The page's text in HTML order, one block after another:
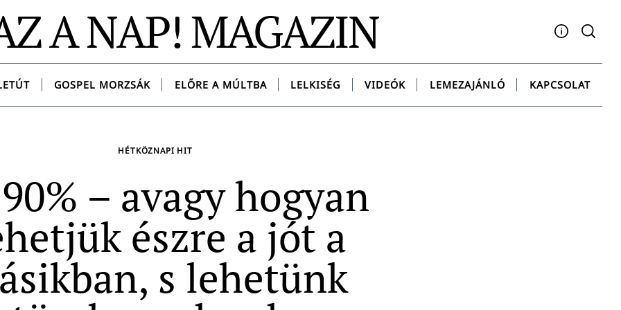
A NAP! MAGAZIN
Facebook
YouTubeInstagram
TwitterSpotify
GOSPEL MORZSÁK ELŐRE A MÚLTBA LELKISÉG VIDEÓK LEMEZAJÁNLÓ KAPCSOLAT
HÉTKÖZNAPI HIT
– avagy hogyan
észre a jót a
s lehetünk